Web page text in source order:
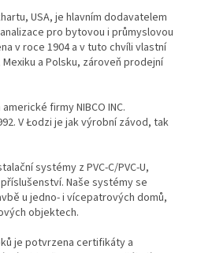
USA, je hlavním dodavatelem
pro bytovou i průmyslovou
v roce 1904 a v tuto chvíli vlastní
a Polsku, zároveň prodejní
firmy NIBCO INC.
V Łodzi je jak výrobní závod, tak
systémy z PVC-C/PVC-U,
Naše systémy se
u jedno- i vícepatrových domů,
objektech.
je potvrzena certifikáty a